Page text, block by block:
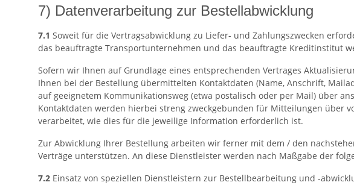
7) Datenverarbeitung zur Bestellabwicklung
7.1 Soweit für die Vertragsabwicklung zu Liefer- und Zahlungszwecken
das beauftragte Transportunternehmen und das beauftragte Kreditinstitut
Sofern wir Ihnen auf Grundlage eines entsprechenden Vertrages
Ihnen bei der Bestellung übermittelten Kontaktdaten (Name, Anschrift,
auf geeignetem Kommunikationsweg (etwa postalisch oder per Mail) über
Kontaktdaten werden hierbei streng zweckgebunden für Mitteilungen über
verarbeitet, wie dies für die jeweilige Information erforderlich ist.
Zur Abwicklung Ihrer Bestellung arbeiten wir ferner mit dem / den
Verträge unterstützen. An diese Dienstleister werden nach Maßgabe der
7.2 Einsatz von speziellen Dienstleistern zur Bestellbearbeitung und -